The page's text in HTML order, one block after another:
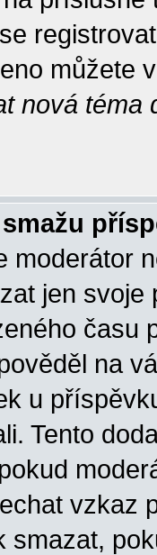
můžete
nová téma
moderátor
jen
na
u
Tento
vzkaz
smazat,